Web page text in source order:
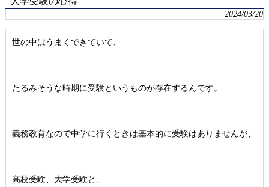
2024/03/20
世の中はうまくできていて、
たるみそうな時期に受験というものが存在するんです。
義務教育なので中学に行くときは基本的に受験はありませんが、
高校受験、大学受験と、